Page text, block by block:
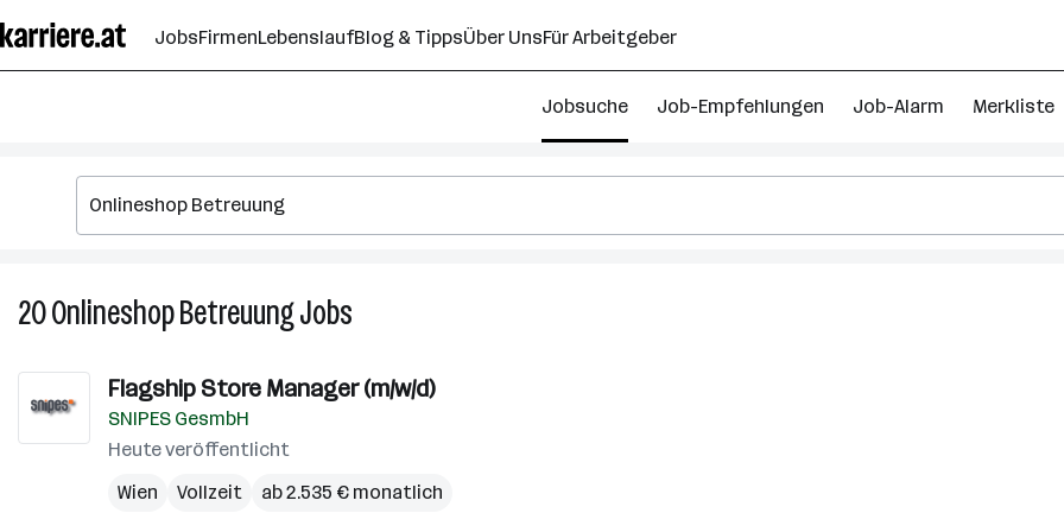
Seiteninhalt
springen
JobsFirmenLebenslaufBlog & TippsÜber UnsFür Arbeitgeber
Jobsuche Job-Empfehlungen Job-Alarm Merkliste
20Onlineshop BetreuungJobs
Jobs
Flagship Store Manager (m/w/d)
SNIPES GesmbH
Heute veröffentlicht
Wien
Vollzeit ab 2.535 € monatlich